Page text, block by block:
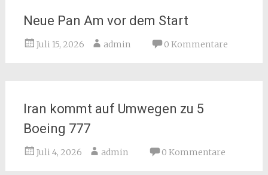
Neue Pan Am vor dem Start
Juli 15, 2026 admin 0 Kommentare
Iran kommt auf Umwegen zu 5
Boeing 777
Juli 4, 2026 admin 0 Kommentare